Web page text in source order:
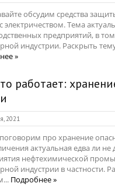
обсудим средства
электричеством. Тема
предприятий, в
индустрии. Раскрыть
»
работает:
2021
про хранение
актуальная едва ли не
нефтехимической
индустрии в частности.
Подробнее »